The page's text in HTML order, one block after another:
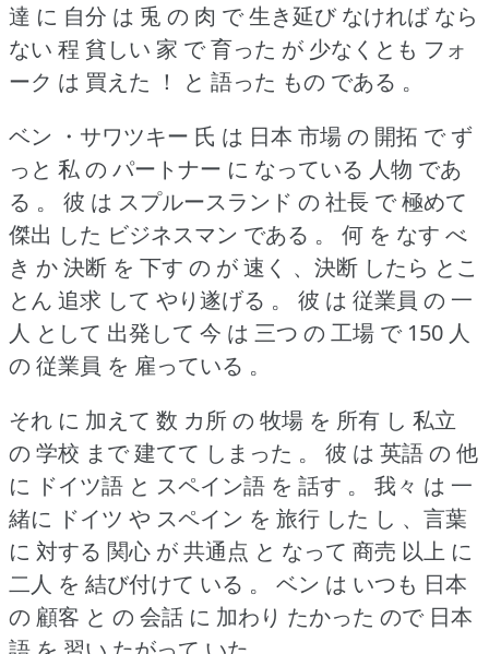
達 に 自分 は 兎 の 肉 で 生き延び なければ なら
ない 程 貧しい 家 で 育った が 少なくとも フォ
ーク は 買えた ！
と 語った もの である 。
ベン ・サワツキー 氏 は 日本 市場 の 開拓 で ず
っと 私 の パートナー に なっている 人物 であ
る 。
彼 は スプルースランド の 社長 で 極めて
傑出 した ビジネスマン である 。
何 を なす べ
き か 決断 を 下す の が 速く 、決断 したら とこ
とん 追求 して やり遂げる 。
彼 は 従業員 の 一
人 として 出発して 今 は 三つ の 工場 で 150 人
の 従業員 を 雇っている 。
それ に 加えて 数 カ所 の 牧場 を 所有 し 私立
の 学校 まで 建てて しまった 。
彼 は 英語 の 他
に ドイツ語 と スペイン語 を 話す 。
我々 は 一
緒に ドイツ や スペイン を 旅行 した し 、言葉
に 対する 関心 が 共通点 と なって 商売 以上 に
二人 を 結び付けて いる 。
ベン は いつも 日本
の 顧客 と の 会話 に 加わり たかった ので 日本